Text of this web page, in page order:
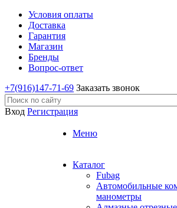
Условия оплаты
Доставка
Гарантия
Магазин
Бренды
Вопрос-ответ
+7(916)147-71-69 Заказать звонок
Вход Регистрация
Меню
Каталог
Fubag
Автомобильные
манометры